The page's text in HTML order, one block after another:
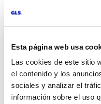
Esta página web usa
Las cookies de este sitio
el contenido y los
sociales y analizar el
información sobre el uso